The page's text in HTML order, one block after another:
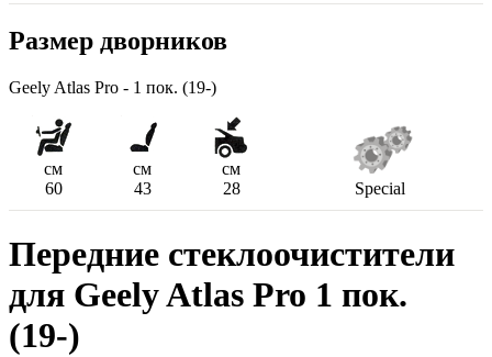
Размер дворников
Geely Atlas Pro - 1 пок. (19-)
см см
см
60
43 28 Special
Передние стеклоочистители
для Geely Atlas Pro 1 пок.
(19-)